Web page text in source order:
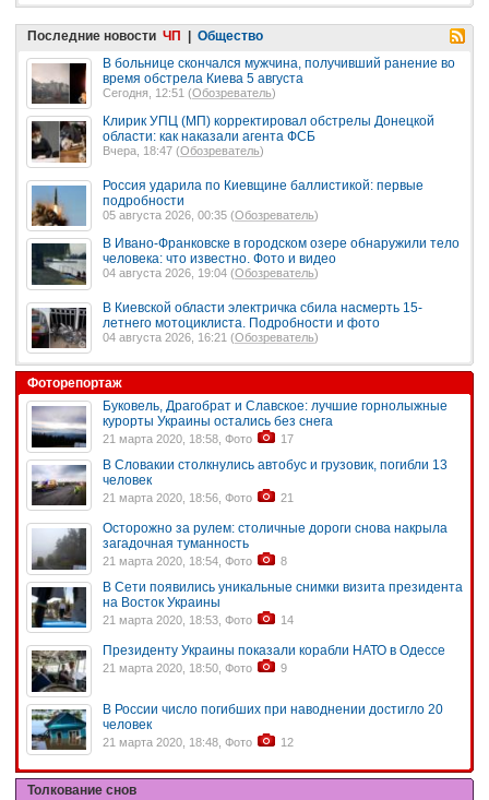
Последние новости ЧП | Общество
В больнице скончался мужчина, получивший ранение во
время обстрела Киева 5 августа
Сегодня, 12:51 (Обозреватель)
Клирик УПЦ (МП) корректировал обстрелы Донецкой
области: как наказали агента ФСБ
Вчера, 18:47 (Обозреватель)
Россия ударила по Киевщине баллистикой: первые
подробности
05 августа 2026, 00:35 (Обозреватель)
В Ивано-Франковске в городском озере обнаружили тело
человека: что известно. Фото и видео
04 августа 2026, 19:04 (Обозреватель)
В Киевской области электричка сбила насмерть 15-
летнего мотоциклиста. Подробности и фото
04 августа 2026, 16:21 (Обозреватель)
Фоторепортаж
Буковель, Драгобрат и Славское: лучшие горнолыжные
курорты Украины остались без снега
21 марта 2020, 18:58, Фото 17
В Словакии столкнулись автобус и грузовик, погибли 13
человек
21 марта 2020, 18:56, Фото 21
Осторожно за рулем: столичные дороги снова накрыла
загадочная туманность
21 марта 2020, 18:54, Фото 8
В Сети появились уникальные снимки визита президента
на Восток Украины
21 марта 2020, 18:53, Фото 14
Президенту Украины показали корабли НАТО в Одессе
21 марта 2020, 18:50, Фото 9
В России число погибших при наводнении достигло 20
человек
21 марта 2020, 18:48, Фото 12
Толкование снов